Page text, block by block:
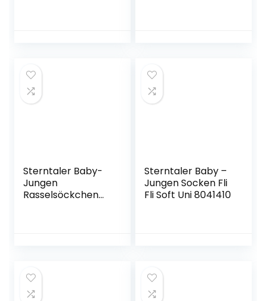
Sterntaler Baby-
Jungen
Rasselsöckchen
Sterntaler Baby –
Jungen Socken Fli
Fli Soft Uni 8041410